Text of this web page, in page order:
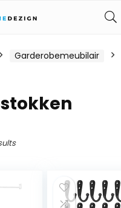
Garderobemeubilair